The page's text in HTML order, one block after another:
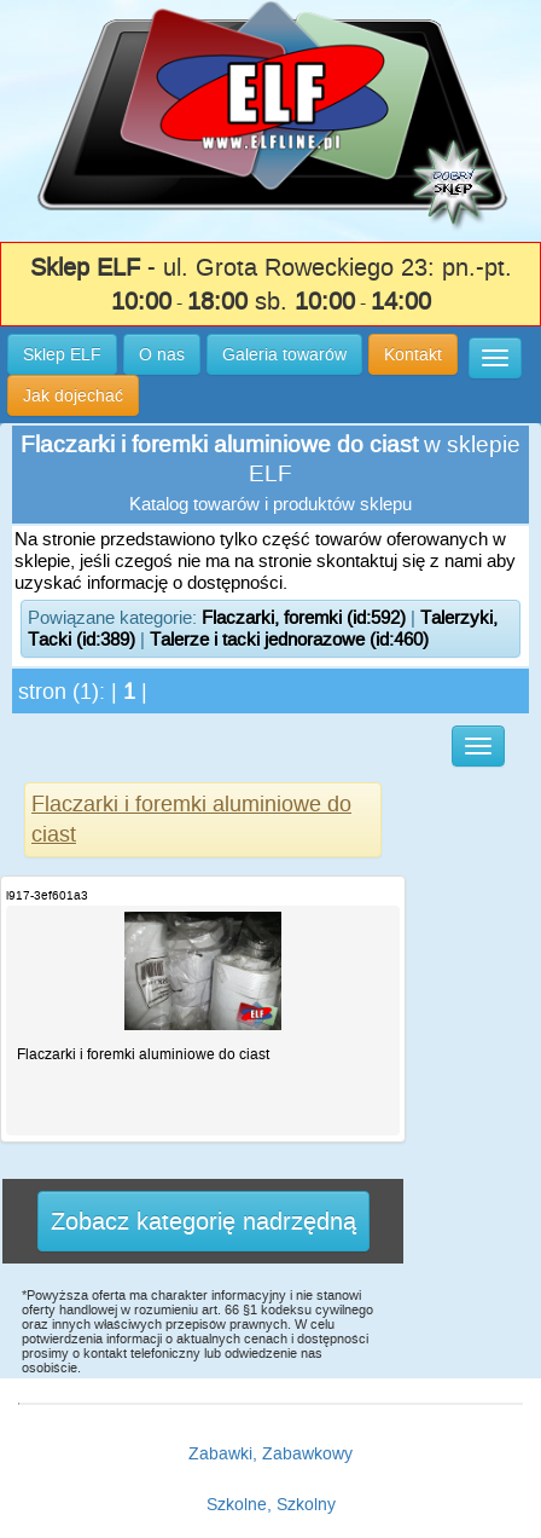
Sklep ELF- ul. Grota Roweckiego 23: pn.-pt.
10:00- 18:00sb. 10:00- 14:00
Sklep ELF O nas Galeria towarów Kontakt
Jak dojechać
Flaczarki i foremki aluminiowe do ciastw sklepie
ELF
Katalog towarów i produktów sklepu
Na stronie przedstawiono tylko część towarów oferowanych w
sklepie, jeśli czegoś nie ma na stronie skontaktuj się z nami aby
uzyskać informację o dostępności.
Powiązane kategorie: Flaczarki, foremki (id:592) | Talerzyki,
Tacki (id:389) | Talerze i tacki jednorazowe (id:460)
stron (1): | 1
Flaczarki i foremki aluminiowe do
ciast
i917-3ef601a3
Flaczarki i foremki aluminiowe do ciast
Zobacz kategorię nadrzędną
*Powyższa oferta ma charakter informacyjny i nie stanowi
oferty handlowej w rozumieniu art. 66 §1 kodeksu cywilnego
oraz innych właściwych przepisów prawnych. W celu
potwierdzenia informacji o aktualnych cenach i dostępności
prosimy o kontakt telefoniczny lub odwiedzenie nas
osobiście.
Zabawki, Zabawkowy
Szkolne, Szkolny